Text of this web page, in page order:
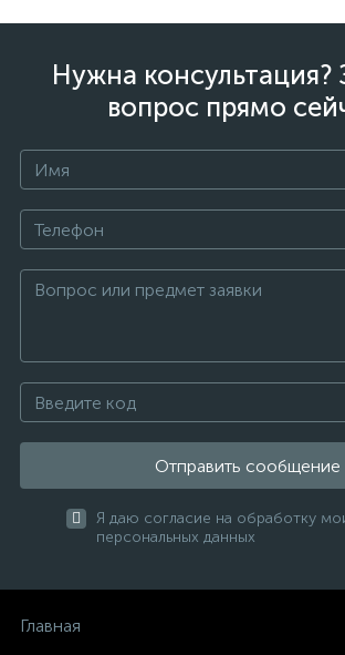
Нужна консультация?
вопрос прямо
Отправить сообщение
Я даю согласие на обработку
персональных данных
Главная